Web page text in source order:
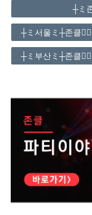
┼ミ
┼ミ서울ミ┼존클
┼ミ부산ミ┼존클